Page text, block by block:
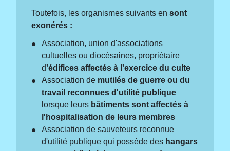
Toutefois, les organismes suivants ensont
exonérés :
Association, union d'associations
cultuelles ou diocésaines, propriétaire
d'édifices affectés à l'exercice du culte
Association de mutilés de guerre ou du
travail reconnues d'utilité publique
lorsque leurs bâtiments sont affectés à
l'hospitalisation de leurs membres
Association de sauveteurs reconnue
d'utilité publique qui possède des hangars